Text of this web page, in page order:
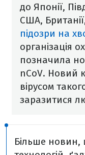
до Японії,
США,
підозри на
організація
позначила
nCoV. Новий
вірусом
заразитися
Більше новин,